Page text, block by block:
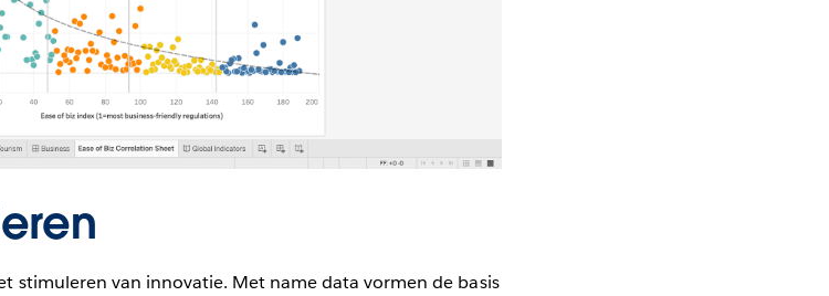
stimuleren van innovatie. Met name data vormen de basis